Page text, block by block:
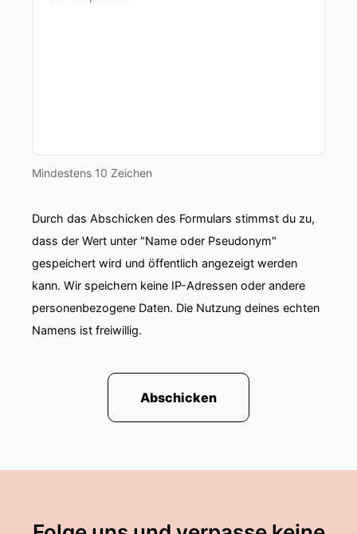
Mindestens 10 Zeichen
Durch das Abschicken des Formulars stimmst du zu,
dass der Wert unter "Name oder Pseudonym"
gespeichert wird und öffentlich angezeigt werden
kann. Wir speichern keine IP-Adressen oder andere
personenbezogene Daten. Die Nutzung deines echten
Namens ist freiwillig.
Abschicken